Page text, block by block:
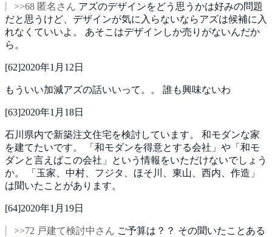
>>68 匿名さん アズのデザインをどう思うかは好みの問題
だと思うけど、デザインが気に入らないならアズは候補に入
れなくていいよ。 あそこはデザインしか売りがないんだか
ら。
[62]2020年1月12日
もういい加減アズの話いいって。。 誰も興味ないわ
[63]2020年1月18日
石川県内で新築注文住宅を検討しています。 和モダンな家
を建てたいです。
「和モダンを得意とする会社」や「和モ
ダンと言えばこの会社」という情報をいただけないでしょう
か。
「玉家、中村、フジタ、ほそ川、東山、西内、作造」
は聞いたことがあります。
[64]2020年1月19日
>>72 戸建て検討中さん ご予算は？？ その聞いたことある